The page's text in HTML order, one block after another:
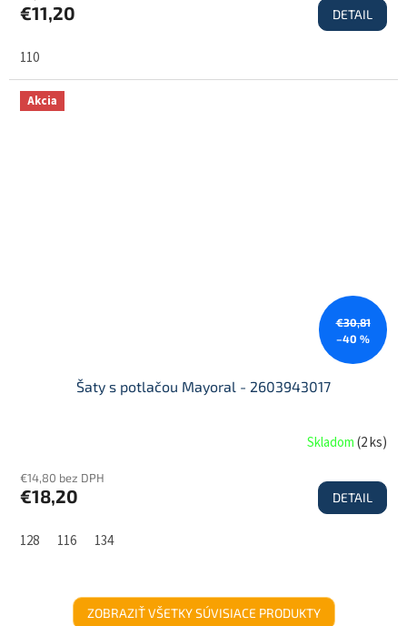
€11,20 DETAIL
110
Akcia
€30,81
–40 %
Šaty s potlačou Mayoral - 2603943017
Skladom(2 ks)
€14,80 bez DPH
€18,20 DETAIL
128 116 134
ZOBRAZIŤ VŠETKY SÚVISIACE PRODUKTY